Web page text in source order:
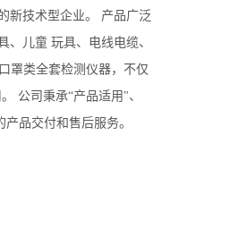
新技术型企业。 产品广泛
儿童 玩具、电线电缆、
罩类全套检测仪器，不仅
公司秉承“产品适用"、
品交付和售后服务。